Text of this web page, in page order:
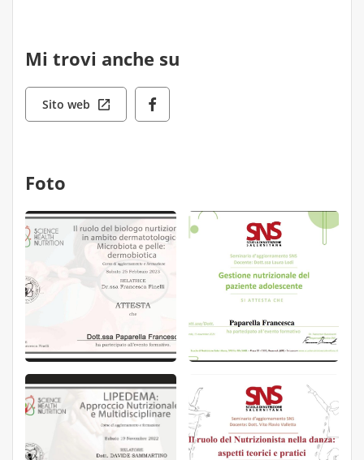
Mi trovi anche su
Sito web
Foto